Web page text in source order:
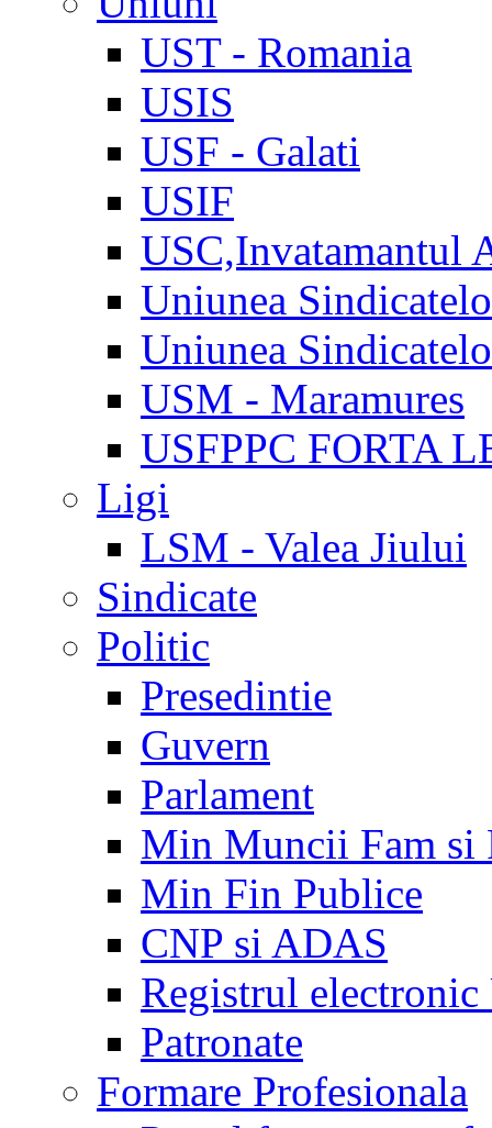
UST - Romania
USIS
USF - Galati
USIF
USC,Invatamantul
Uniunea
Uniunea
USM - Maramures
USFPPC FORTA
Ligi
LSM - Valea Jiului
Sindicate
Politic
Presedintie
Guvern
Parlament
Min Muncii Fam si
Min Fin Publice
CNP si ADAS
Registrul electronic
Patronate
Formare Profesionala